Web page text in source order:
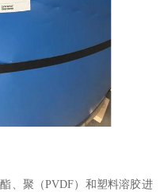
、聚（PVDF）和塑料溶胶进